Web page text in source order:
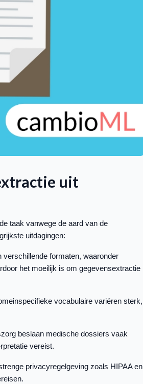
uit
taak vanwege de aard van de
uitdagingen:
formaten, waaronder
het moeilijk is om gegevensextractie
vocabulaire variëren sterk,
beslaan medische dossiers vaak
vereist.
privacyregelgeving zoals HIPAA en